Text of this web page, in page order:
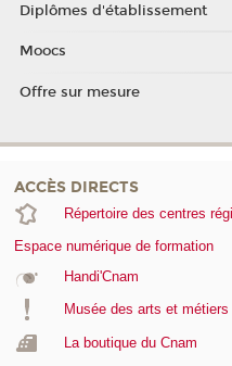
Diplômes d'établissement
Moocs
Offre sur mesure
ACCÈS DIRECTS
Répertoire des centres
Espace numérique de formation
Handi'Cnam
Musée des arts et métiers
La boutique du Cnam